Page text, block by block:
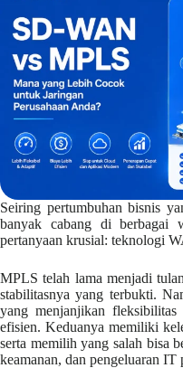
Seiring pertumbuhan bisnis
banyak cabang di berbagai
pertanyaan krusial: teknologi
MPLS telah lama menjadi
stabilitasnya yang terbukti.
yang menjanjikan
efisien. Keduanya memiliki
serta memilih yang salah bisa
keamanan, dan pengeluaran IT